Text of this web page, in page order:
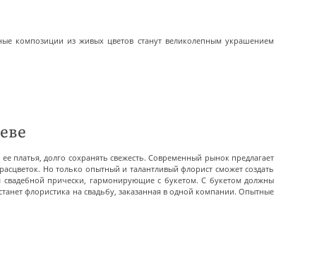
композиции из живых цветов станут великолепным украшением
платья, долго сохранять свежесть. Современный рынок предлагает
Но только опытный и талантливый флорист сможет создать
прически, гармонирующие с букетом. С букетом должны
флористика на свадьбу, заказанная в одной компании. Опытные